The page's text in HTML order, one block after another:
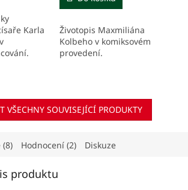
Karla
Životopis Maxmiliána
Kolbeho v komiksovém
provedení.
VŠECHNY SOUVISEJÍCÍ PRODUKTY
(8) Hodnocení (2) Diskuze
produktu